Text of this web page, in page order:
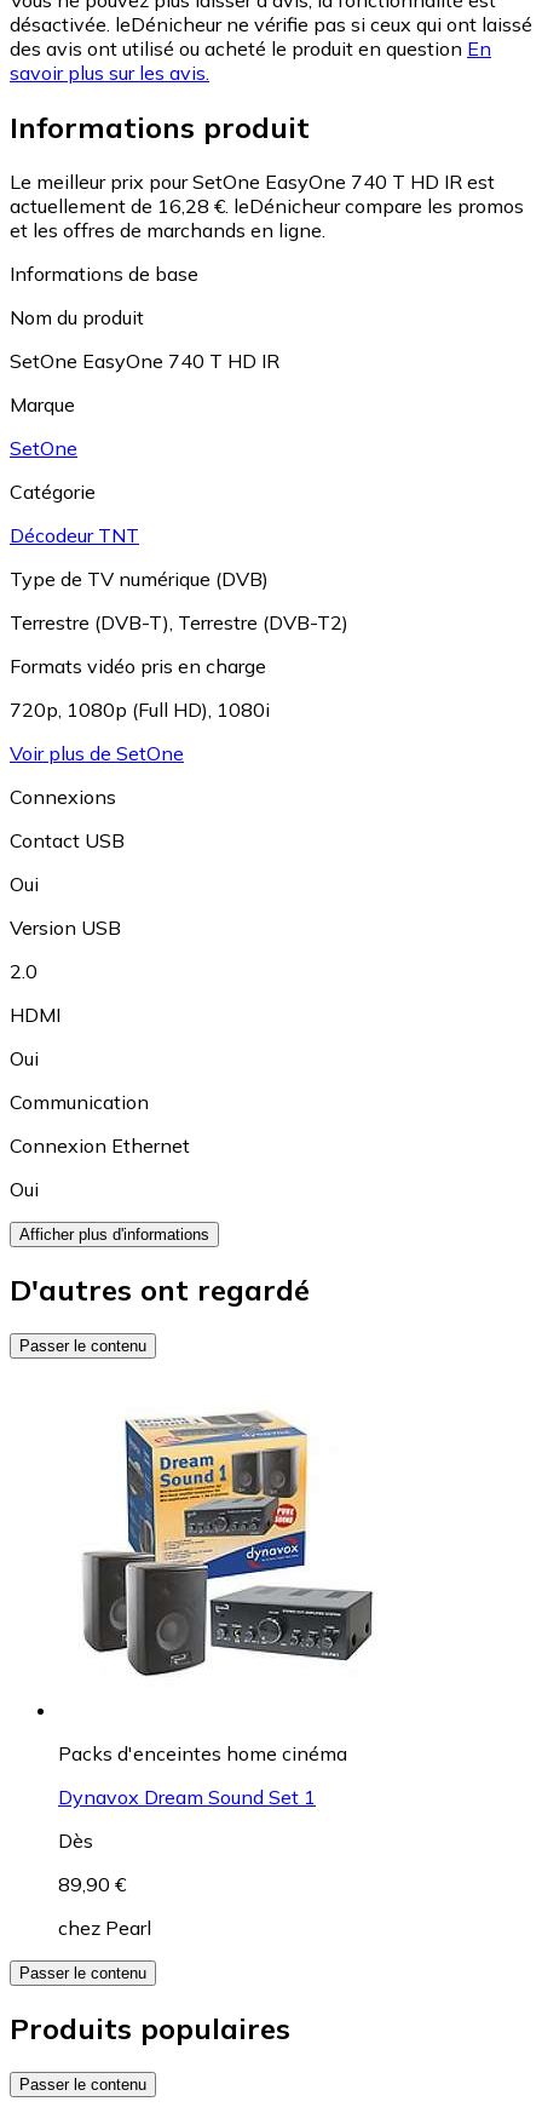
désactivée. leDénicheur ne vérifie pas si ceux qui ont laissé
des avis ont utilisé ou acheté le produit en question En
savoir plus sur les avis.
Informations produit
Le meilleur prix pour SetOne EasyOne 740 T HD IR est
actuellement de 16,28 €. leDénicheur compare les promos
et les offres de marchands en ligne.
Informations de base
Nom du produit
SetOne EasyOne 740 T HD IR
Marque
SetOne
Catégorie
Décodeur TNT
Type de TV numérique (DVB)
Terrestre (DVB-T) Terrestre (DVB-T2)
Formats vidéo pris en charge
720p 1080p (Full HD) 1080i
Voir plus de SetOne
Connexions
Contact USB
Oui
Version USB
2.0
HDMI
Oui
Communication
Connexion Ethernet
Oui
Afficher plus d'informations
D'autres ont regardé
Passer le contenu
Packs d'enceintes home cinéma
Dynavox Dream Sound Set 1
Dès
89,90 €
chez Pearl
Passer le contenu
Produits populaires
Passer le contenu